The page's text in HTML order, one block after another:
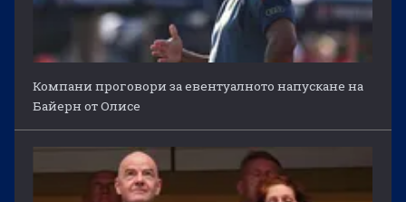
Компани проговори за евентуалното напускане на
Байерн от Олисе